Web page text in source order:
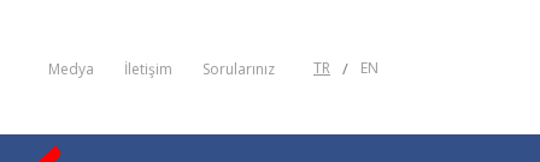
Medya İletişim Sorularınız TR / EN